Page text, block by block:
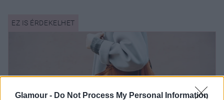
Glamour - Do Not Process My Personal Information